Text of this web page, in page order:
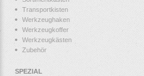
Transportkisten
Werkzeughaken
Werkzeugkoffer
Werkzeugkästen
Zubehör
SPEZIAL